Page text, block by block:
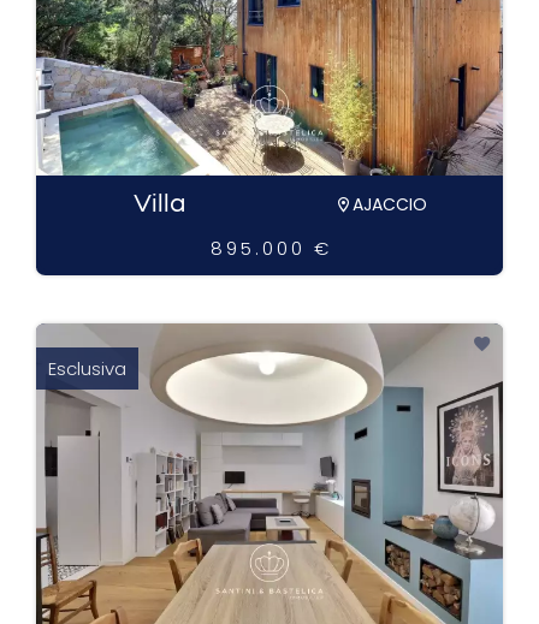
Villa AJACCIO
895.000 €
Esclusiva